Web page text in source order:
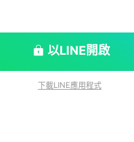
以LINE開啟
下載LINE應用程式